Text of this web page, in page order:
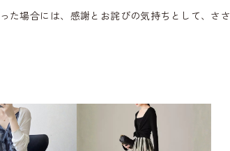
た場合には、感謝とお詫びの気持ちとして、ささ